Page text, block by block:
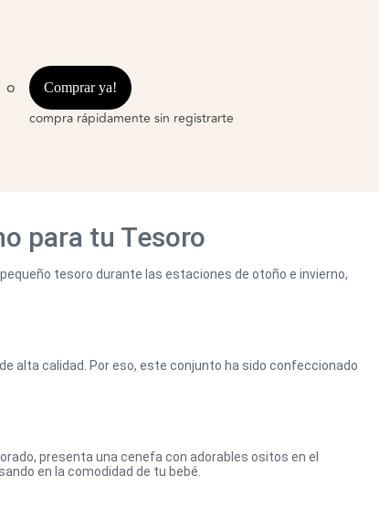
o Comprar ya!
compra rápidamente sin registrarte
para tu Tesoro
tesoro durante las estaciones de otoño e invierno,
alta calidad. Por eso, este conjunto ha sido confeccionado
presenta una cenefa con adorables ositos en el
en la comodidad de tu bebé.